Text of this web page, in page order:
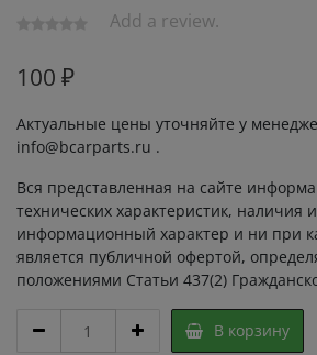
Add a review.
100 ₽
Актуальные цены уточняйте у
info@bcarparts.ru .
Вся представленная на сайте
технических характеристик, наличия
информационный характер и ни при
является публичной офертой,
положениями Статьи 437(2)
предохранительная
В корзину